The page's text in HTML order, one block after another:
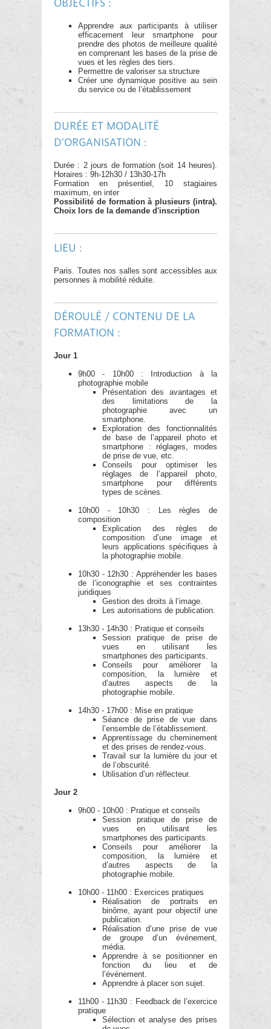
OBJECTIFS :
Apprendre aux participants à utiliser
efficacement leur smartphone pour
prendre des photos de meilleure qualité
en comprenant les bases de la prise de
vues et les règles des tiers.
Permettre de valoriser sa structure
Créer une dynamique positive au sein
du service ou de l’établissement
DURÉE ET MODALITÉ
D'ORGANISATION :
Durée : 2 jours de formation (soit 14 heures).
Horaires : 9h-12h30 / 13h30-17h
Formation en présentiel, 10 stagiaires
maximum, en inter
Possibilité de formation à plusieurs (intra).
Choix lors de la demande d'inscription
LIEU :
Paris. Toutes nos salles sont accessibles aux
personnes à mobilité réduite.
DÉROULÉ / CONTENU DE LA
FORMATION :
Jour 1
9h00 - 10h00 : Introduction à la
photographie mobile
Présentation des avantages et
des limitations de la
photographie avec un
smartphone.
Exploration des fonctionnalités
de base de l’appareil photo et
smartphone : réglages, modes
de prise de vue, etc.
Conseils pour optimiser les
réglages de l’appareil photo,
smartphone pour différents
types de scènes.
10h00 - 10h30 : Les règles de
composition
Explication des règles de
composition d’une image et
leurs applications spécifiques à
la photographie mobile.
10h30 - 12h30 : Appréhender les bases
de l’iconographie et ses contraintes
juridiques
Gestion des droits à l’image.
Les autorisations de publication.
13h30 - 14h30 : Pratique et conseils
Session pratique de prise de
vues en utilisant les
smartphones des participants.
Conseils pour améliorer la
composition, la lumière et
d’autres aspects de la
photographie mobile.
14h30 - 17h00 : Mise en pratique
Séance de prise de vue dans
l’ensemble de l’établissement.
Apprentissage du cheminement
et des prises de rendez-vous.
Travail sur la lumière du jour et
de l’obscurité.
Utilisation d’un réflecteur.
Jour 2
9h00 - 10h00 : Pratique et conseils
Session pratique de prise de
vues en utilisant les
smartphones des participants.
Conseils pour améliorer la
composition, la lumière et
d’autres aspects de la
photographie mobile.
10h00 - 11h00 : Exercices pratiques
Réalisation de portraits en
binôme, ayant pour objectif une
publication.
Réalisation d’une prise de vue
de groupe d’un événement,
média.
Apprendre à se positionner en
fonction du lieu et de
l’événement.
Apprendre à placer son sujet.
11h00 - 11h30 : Feedback de l’exercice
pratique
Sélection et analyse des prises